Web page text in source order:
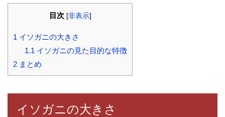
目次 [非表示]
1 イソガニの大きさ
1.1 イソガニの見た目的な特徴
2 まとめ
イソガニの大きさ